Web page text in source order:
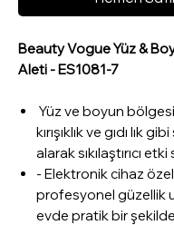
Beauty Vogue Yüz &
Aleti - ES1081-7
Yüz ve boyun
kırışıklık ve gıdı lık
alarak sıkılaştırıcı
- Elektronik cihaz
profesyonel güzellik
evde pratik bir şekilde